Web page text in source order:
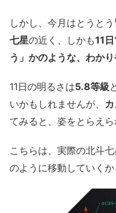
しかし、今月はとうと
七星の近く、しかも11
う」かのような、わか
11日の明るさは5.8等級
いかもしれませんが、
てみると、姿をとらえら
こちらは、実際の北斗
のように移動していくか